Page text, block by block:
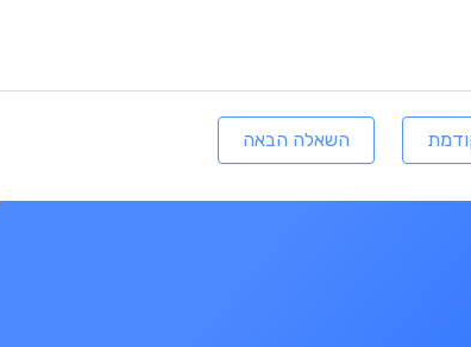
השאלה הבאה